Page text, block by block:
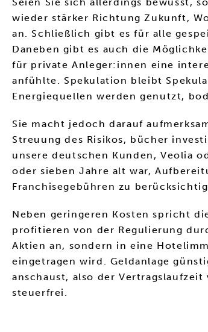
wieder stärker Richtung Zukunft,
an. Schließlich gibt es für alle
Daneben gibt es auch die
für private Anleger:innen eine
anfühlte. Spekulation bleibt
Energiequellen werden genutzt,
Sie macht jedoch darauf
Streuung des Risikos, bücher
unsere deutschen Kunden, Veolia
oder sieben Jahre alt war,
Franchisegebühren zu
Neben geringeren Kosten spricht
profitieren von der Regulierung
Aktien an, sondern in eine
eingetragen wird. Geldanlage
anschaust, also der
steuerfrei.